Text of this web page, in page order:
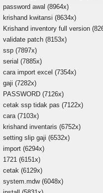
password awal (8964x)
krishand kwitansi (8634x)
Krishand inventory full version
validate patch(8153x)
ssp(7897x)
serial (7885x)
cara import excel (7354x)
gaji (7282x)
PASSWORD (7126x)
cetak ssp tidak pas (7122x)
cara (7103x)
krishand inventaris (6752x)
setting slip gaji (6532x)
import (6294x)
1721 (6151x)
cetak (6129x)
system.mdw(6048x)